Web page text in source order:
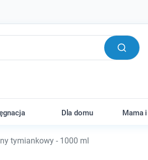
Dla domu Mama
tymiankowy - 1000 ml